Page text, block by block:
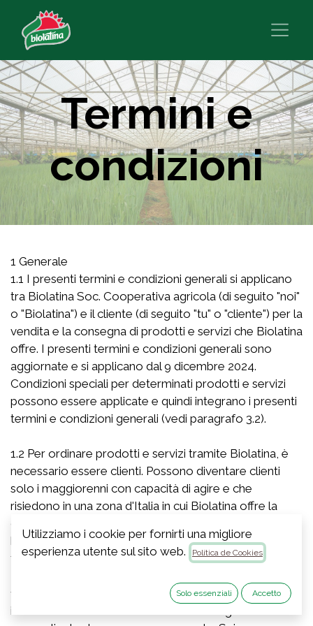
Termini e
condizioni
1 Generale
1.1 I presenti termini e condizioni generali si applicano
tra Biolatina Soc. Cooperativa agricola (di seguito "noi"
o "Biolatina") e il cliente (di seguito "tu" o "cliente") per la
vendita e la consegna di prodotti e servizi che Biolatina
offre. I presenti termini e condizioni generali sono
aggiornate e si applicano dal 9 dicembre 2024.
Condizioni speciali per determinati prodotti e servizi
possono essere applicate e quindi integrano i presenti
termini e condizioni generali (vedi paragrafo 3.2).
1.2 Per ordinare prodotti e servizi tramite Biolatina, è
necessario essere clienti. Possono diventare clienti
solo i maggiorenni con capacità di agire e che
risiedono in una zona d'Italia in cui Biolatina offre la
consegna. Gli individui di età inferiore ai 18 anni avranno
bisogno del consenso dei loro genitori o del loro
tutore legale per diventare clienti di Biolatina.
1.3 L’account cliente con Biolatina è personale e le
informazioni fornite al momento della registrazione
Utilizziamo i cookie per fornirti una migliore
esperienza utente sul sito web.
Política de Cookies
Solo essenziali Accetto